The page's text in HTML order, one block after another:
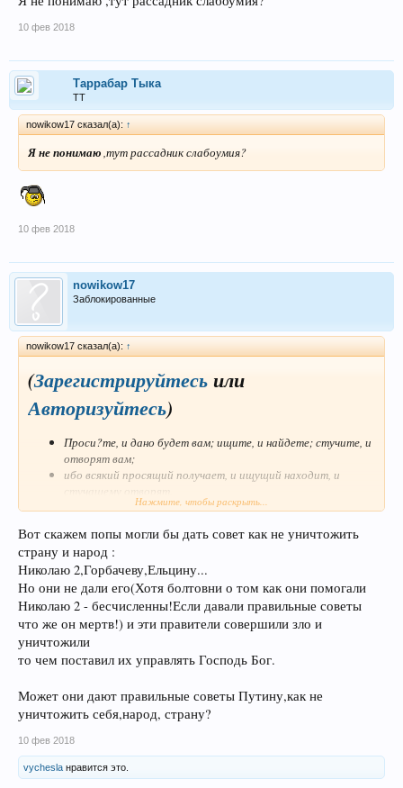
10 фев 2018
Таррабар Тыка
ТТ
nowikow17 сказал(а): ↑
Я не понимаю,тут рассадник слабоумия?
10 фев 2018
nowikow17
Заблокированные
nowikow17 сказал(а): ↑
(Зарегистрируйтесьили
Авторизуйтесь)
Проси?те, и дано будет вам; ищите, и найдете; стучите, и
отворят вам;
ибо всякий просящий получает, и ищущий находит, и
Есть ли между вами такой человек, который, когда сын его
и когда попросит рыбы, подал бы ему змею?
Итак если вы, будучи злы, умеете даяния благие давать
детям вашим, тем более Отец ваш Небесный даст блага
просящим у Него.
_______________________________________________________
_____________
Глупо что-то требовать от атеистов,скажем коммунистов.
Господа Бога
рпц ,православные попы(святые отцы,как их называют
за 1000 лет?
Нажмите, чтобы раскрыть...
Вот скажем попы могли бы дать совет как не уничтожить
страну и народ :
Николаю 2,Горбачеву,Ельцину...
Но они не дали его(Хотя болтовни о том как они помогали
Николаю 2 - бесчисленны!Если давали правильные советы
что же он мертв!) и эти правители совершили зло и
уничтожили
то чем поставил их управлять Господь Бог.
Может они дают правильные советы Путину,как не
уничтожить себя,народ, страну?
10 фев 2018
vychesla нравится это.